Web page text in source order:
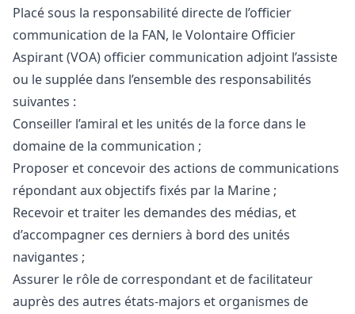
Placé sous la responsabilité directe de l’officier
communication de la FAN, le Volontaire Officier
Aspirant (VOA) officier communication adjoint l’assiste
ou le supplée dans l’ensemble des responsabilités
suivantes :
Conseiller l’amiral et les unités de la force dans le
domaine de la communication ;
Proposer et concevoir des actions de communications
répondant aux objectifs fixés par la Marine ;
Recevoir et traiter les demandes des médias, et
d’accompagner ces derniers à bord des unités
navigantes ;
Assurer le rôle de correspondant et de facilitateur
auprès des autres états-majors et organismes de